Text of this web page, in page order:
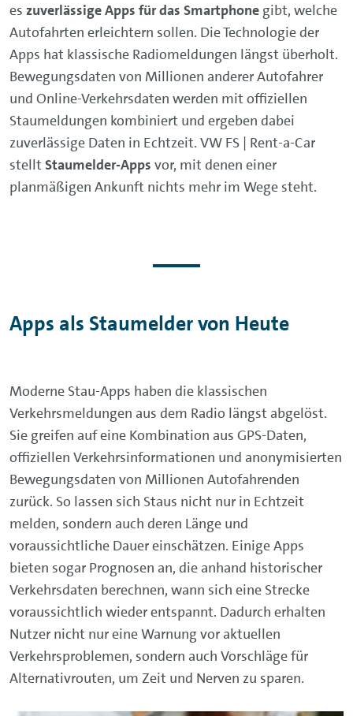
es zuverlässige Apps für das Smartphone gibt, welche
Autofahrten erleichtern sollen. Die Technologie der
Apps hat klassische Radiomeldungen längst überholt.
Bewegungsdaten von Millionen anderer Autofahrer
und Online-Verkehrsdaten werden mit offiziellen
Staumeldungen kombiniert und ergeben dabei
zuverlässige Daten in Echtzeit. VW FS | Rent-a-Car
stellt Staumelder-Apps vor, mit denen einer
planmäßigen Ankunft nichts mehr im Wege steht.
Apps als Staumelder von Heute
Moderne Stau-Apps haben die klassischen
Verkehrsmeldungen aus dem Radio längst abgelöst.
Sie greifen auf eine Kombination aus GPS-Daten,
offiziellen Verkehrsinformationen und anonymisierten
Bewegungsdaten von Millionen Autofahrenden
zurück. So lassen sich Staus nicht nur in Echtzeit
melden, sondern auch deren Länge und
voraussichtliche Dauer einschätzen. Einige Apps
bieten sogar Prognosen an, die anhand historischer
Verkehrsdaten berechnen, wann sich eine Strecke
voraussichtlich wieder entspannt. Dadurch erhalten
Nutzer nicht nur eine Warnung vor aktuellen
Verkehrsproblemen, sondern auch Vorschläge für
Alternativrouten, um Zeit und Nerven zu sparen.